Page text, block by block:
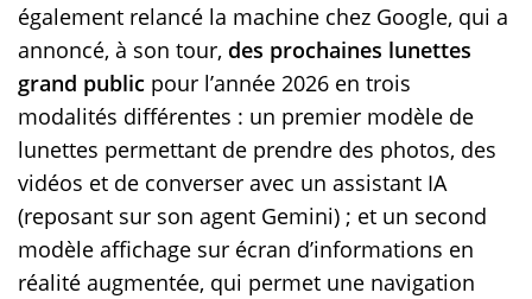
également relancé la machine chez Google, qui a
annoncé, à son tour, des prochaines lunettes
grand public pour l’année 2026 en trois
modalités différentes : un premier modèle de
lunettes permettant de prendre des photos, des
vidéos et de converser avec un assistant IA
(reposant sur son agent Gemini) ; et un second
modèle affichage sur écran d’informations en
réalité augmentée, qui permet une navigation